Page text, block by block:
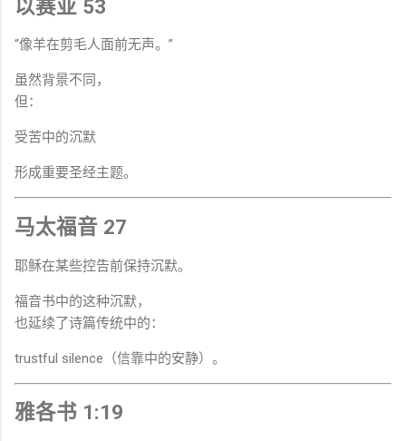
以赛亚 53
“像羊在剪毛人面前无声。”
虽然背景不同，
但：
受苦中的沉默
形成重要圣经主题。
马太福音 27
耶稣在某些控告前保持沉默。
福音书中的这种沉默，
也延续了诗篇传统中的：
trustful silence（信靠中的安静）。
雅各书 1:19